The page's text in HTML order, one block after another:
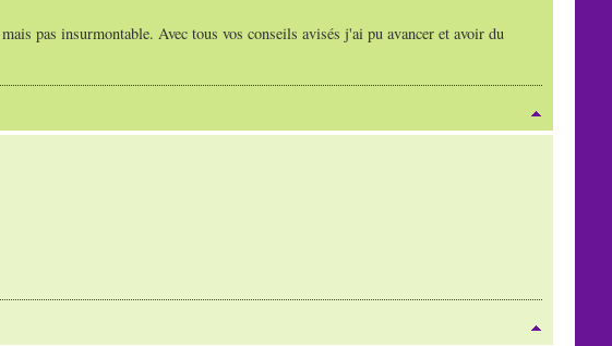
pas insurmontable. Avec tous vos conseils avisés j'ai pu avancer et avoir du